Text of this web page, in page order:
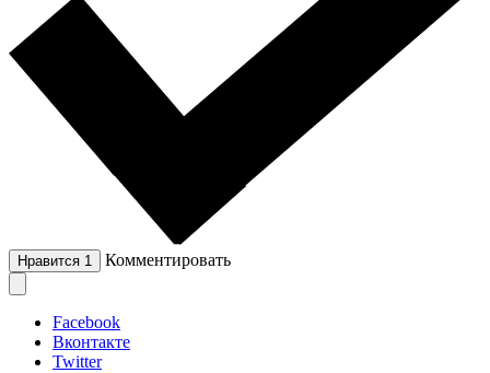
Нравится 1 Комментировать
Facebook
Вконтакте
Twitter